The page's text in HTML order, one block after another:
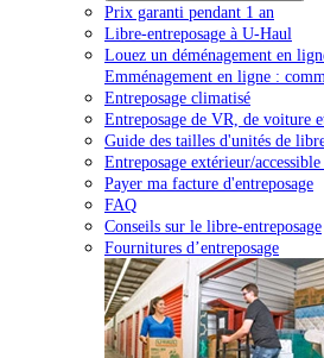
Prix garanti pendant 1 an
Libre-entreposage à U-Haul
Louez un déménagement en
Emménagement en ligne :
Entreposage climatisé
Entreposage de VR, de voiture
Guide des tailles d'unités de
Entreposage extérieur/
Payer ma facture d'entreposage
FAQ
Conseils sur le libre-entreposage
Fournitures d’entreposage